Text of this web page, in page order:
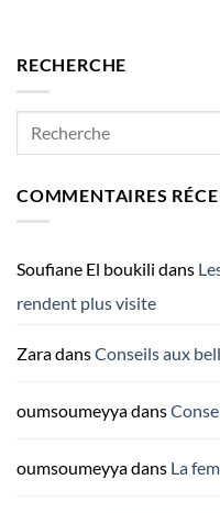
RECHERCHE
COMMENTAIRES
Soufiane El boukili dans
rendent plus visite
ZaradansConseils aux
oumsoumeyyadans
oumsoumeyyadans La